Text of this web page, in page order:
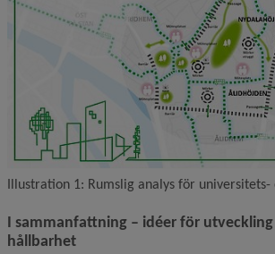
Illustration 1: Rumslig analys för universitets-
I sammanfattning – idéer för
hållbarhet